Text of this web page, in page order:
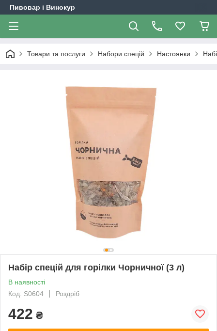
Пивовар і Винокур
Товари та послуги Набори спецій Настоянки
Набір спецій для горілки Чорничної (3 л)
В наявності
Код: S0604
Роздріб
422 ₴